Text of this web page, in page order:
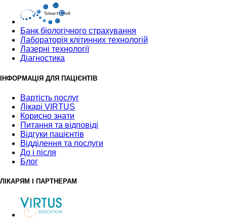
Банк бiологiчного страхування
Лабораторія клітинних технологій
Лазерні технології
Діагностика
ІНФОРМАЦІЯ ДЛЯ ПАЦІЄНТІВ
Вартість послуг
Лікарі VIRTUS
Корисно знати
Питання та відповіді
Відгуки пацієнтів
Відділення та послуги
До і після
Блог
ЛІКАРЯМ І ПАРТНЕРАМ